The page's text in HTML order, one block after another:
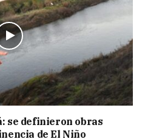
se definieron obras
de El Niño